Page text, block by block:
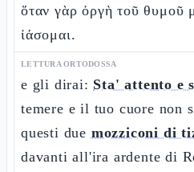
ὅταν γὰρ ὀργὴ τοῦ θυμοῦ
ἰάσομαι.
LETTURA ORTODOSSA
e gli dirai: Sta' attento e
temere e il tuo cuore non
questi due mozziconi di
davanti all'ira ardente di